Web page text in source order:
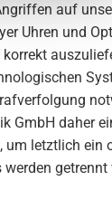
auf
Uhren und
GmbH daher
um letztlich ein